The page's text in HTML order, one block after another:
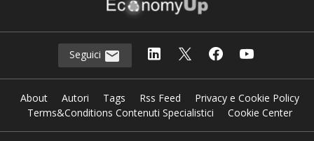
Seguici
About Autori Tags Rss Feed
Privacy e Cookie Policy
Terms&Conditions Contenuti Specialistici
Cookie Center